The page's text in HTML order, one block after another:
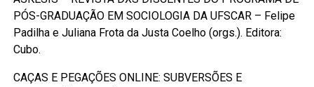
PÓS-GRADUAÇÃO EM SOCIOLOGIA DA UFSCAR – Felipe
Padilha e Juliana Frota da Justa Coelho (orgs.). Editora:
Cubo.
CAÇAS E PEGAÇÕES ONLINE: SUBVERSÕES E